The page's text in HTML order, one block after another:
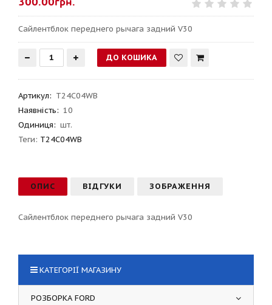
Сайлентблок переднего рычага задний V30
Артикул: T24C04WB
Наявність: 10
Одиниця: шт.
Теги: T24C04WB
ОПИС ВІДГУКИ ЗОБРАЖЕННЯ
Сайлентблок переднего рычага задний V30
КАТЕГОРІЇ МАГАЗИНУ
РОЗБОРКА FORD